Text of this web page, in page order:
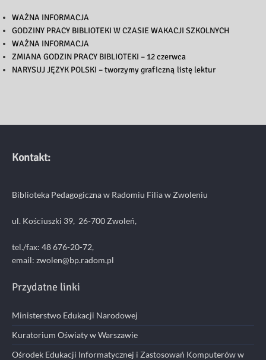
WAŻNA INFORMACJA
GODZINY PRACY BIBLIOTEKI W CZASIE WAKACJI SZKOLNYCH
WAŻNA INFORMACJA
ZMIANA GODZIN PRACY BIBLIOTEKI – 12 czerwca
NARYSUJ JĘZYK POLSKI – tworzymy graficzną listę lektur
Kontakt:
Biblioteka Pedagogiczna w Radomiu Filia w Zwoleniu
ul. Kościuszki 39, 26-700 Zwoleń,
tel./fax: 48 676-20-72,
email: zwolen@bp.radom.pl
Przydatne linki
Ministerstwo Edukacji Narodowej
Kuratorium Oświaty w Warszawie
Ośrodek Edukacji Informatycznej i Zastosowań Komputerów w